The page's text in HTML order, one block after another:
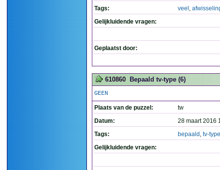
Tags:
veel ,
Gelijkluidende vragen:
Geplaatst door:
610860 Bepaald tv-type (6)
GEEN
Plaats van de puzzel:
tw
Datum:
28 maart 2016
Tags:
bepaald , tv-type
Gelijkluidende vragen: